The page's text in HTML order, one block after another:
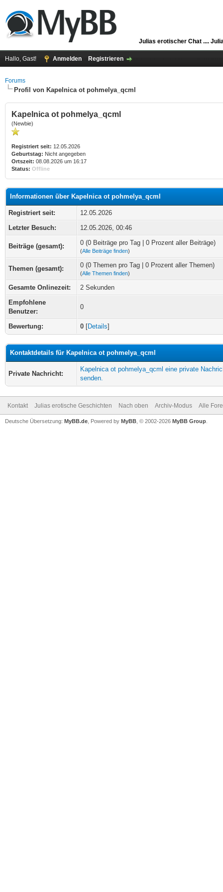
Julias erotischer Chat ....
Hallo, Gast! Anmelden Registrieren
Forums
Profil von Kapelnica ot pohmelya_qcml
Kapelnica ot pohmelya_qcml
(Newbie)
Registriert seit: 12.05.2026
Geburtstag: Nicht angegeben
Ortszeit: 08.08.2026 um 16:17
Status: Offline
Informationen über Kapelnica ot pohmelya_qcml
Registriert seit:
12.05.2026
Letzter Besuch:
12.05.2026, 00:46
Beiträge (gesamt): 0 (0 Beiträge pro Tag | 0 Prozent aller Beiträge)
(Alle Beiträge finden)
Themen (gesamt): 0 (0 Themen pro Tag | 0 Prozent aller Themen)
(Alle Themen finden)
Gesamte Onlinezeit:
2 Sekunden
Empfohlene
Benutzer:
0
Bewertung: 0 [Details]
Kontaktdetails für Kapelnica ot pohmelya_qcml
Private Nachricht:
Kapelnica ot pohmelya_qcml eine private
senden.
Kontakt Julias erotische Geschichten Nach oben Archiv-Modus Alle
Deutsche Übersetzung: MyBB.de , Powered by MyBB , © 2002-2026 MyBB Group